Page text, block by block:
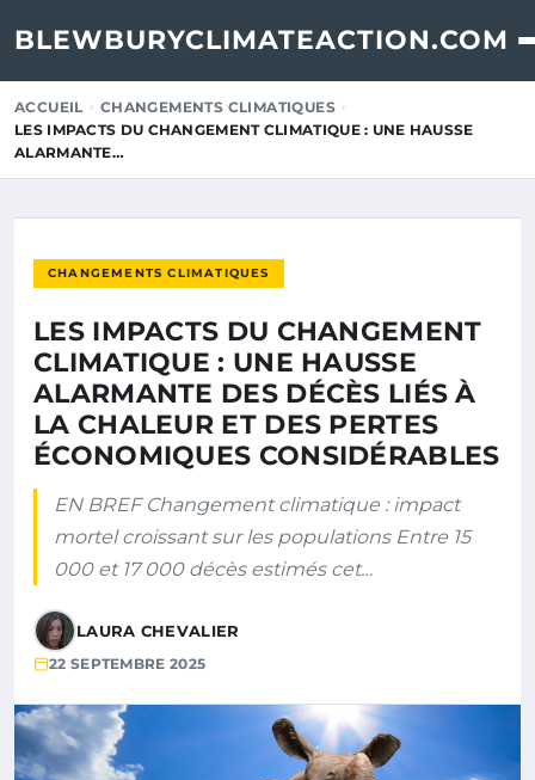
BLEWBURYCLIMATEACTION.COM
ACCUEIL
CHANGEMENTS CLIMATIQUES
LES IMPACTS DU CHANGEMENT CLIMATIQUE : UNE HAUSSE
ALARMANTE…
CHANGEMENTS CLIMATIQUES
LES IMPACTS DU CHANGEMENT
CLIMATIQUE : UNE HAUSSE
ALARMANTE DES DÉCÈS LIÉS À
LA CHALEUR ET DES PERTES
ÉCONOMIQUES CONSIDÉRABLES
EN BREF Changement climatique : impact
mortel croissant sur les populations Entre 15
000 et 17 000 décès estimés cet…
LAURA CHEVALIER
22 SEPTEMBRE 2025